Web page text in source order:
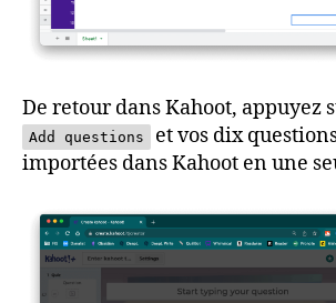
De retour dans Kahoot, appuyez
Add questions
et vos dix
importées dans Kahoot en une